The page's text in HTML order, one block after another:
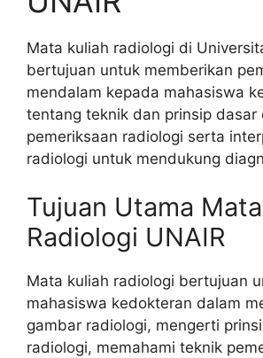
Mata kuliah radiologi di
bertujuan untuk memberikan
mendalam kepada mahasiswa
tentang teknik dan prinsip dasar
pemeriksaan radiologi serta
radiologi untuk mendukung
Tujuan Utama
Radiologi UNAIR
Mata kuliah radiologi bertujuan
mahasiswa kedokteran dalam
gambar radiologi, mengerti
radiologi, memahami teknik